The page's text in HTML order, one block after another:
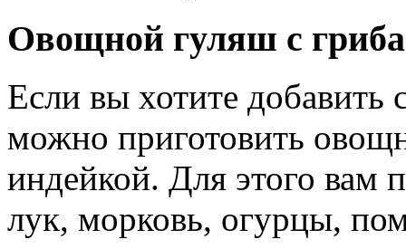
Овощной гуляш с
Если вы хотите добавить
можно приготовить
индейкой. Для этого вам
лук, морковь, огурцы,